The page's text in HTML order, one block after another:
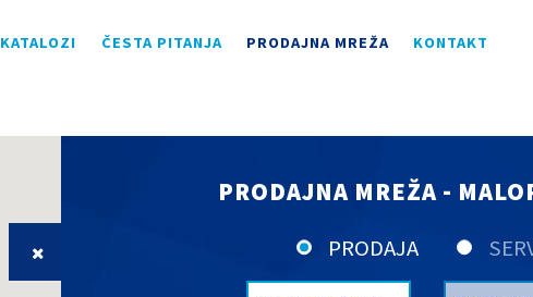
KATALOZI ČESTA PITANJA PRODAJNA MREŽA KONTAKT
PRODAJNA MREŽA -
PRODAJA